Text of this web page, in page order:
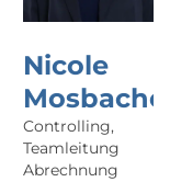
Nicole
Controlling,
Teamleitung
Abrechnung